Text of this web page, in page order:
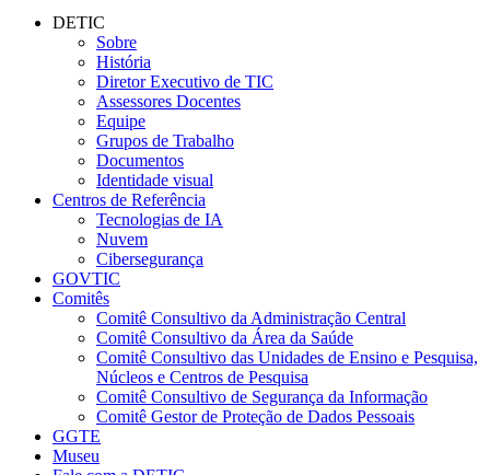
DETIC
Sobre
História
Diretor Executivo de TIC
Assessores Docentes
Equipe
Grupos de Trabalho
Documentos
Identidade visual
Centros de Referência
Tecnologias de IA
Nuvem
Cibersegurança
GOVTIC
Comitês
Comitê Consultivo da Administração Central
Comitê Consultivo da Área da Saúde
Comitê Consultivo das Unidades de Ensino e Pesquisa,
Núcleos e Centros de Pesquisa
Comitê Consultivo de Segurança da Informação
Comitê Gestor de Proteção de Dados Pessoais
GGTE
Museu